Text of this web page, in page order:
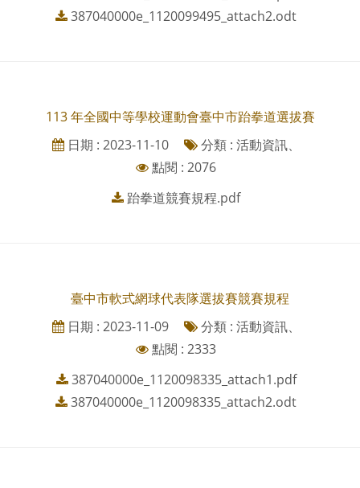
387040000e_1120099495_attach2.odt
113 年全國中等學校運動會臺中市跆拳道選拔賽
日期 : 2023-11-10
分類 : 活動資訊、
點閱 : 2076
跆拳道競賽規程.pdf
臺中市軟式網球代表隊選拔賽競賽規程
日期 : 2023-11-09
分類 : 活動資訊、
點閱 : 2333
387040000e_1120098335_attach1.pdf
387040000e_1120098335_attach2.odt